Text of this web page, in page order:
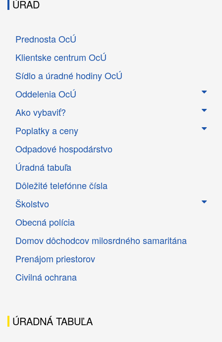
ÚRAD
Prednosta OcÚ
Klientske centrum OcÚ
Sídlo a úradné hodiny OcÚ
Oddelenia OcÚ
Ako vybaviť?
Poplatky a ceny
Odpadové hospodárstvo
Úradná tabuľa
Dôležité telefónne čísla
Školstvo
Obecná polícia
Domov dôchodcov milosrdného samaritána
Prenájom priestorov
Civilná ochrana
ÚRADNÁ TABUĽA